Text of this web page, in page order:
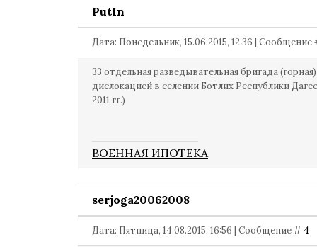
PutIn
Дата: Понедельник, 15.06.2015, 12:36 |
33 отдельная разведывательная бригада
дислокацией в селении Ботлих Республики
2011 гг.)
ВОЕННАЯ ИПОТЕКА
serjoga20062008
Дата: Пятница, 14.08.2015, 16:56 | Сообщение #4